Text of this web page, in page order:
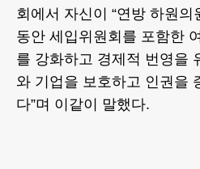
회에서 자신이 “연방 하원의
동안 세입위원회를 포함한
를 강화하고 경제적 번영을
와 기업을 보호하고 인권을
다”며 이같이 말했다.